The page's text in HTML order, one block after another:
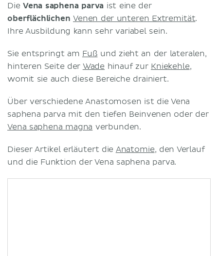
Die Vena saphena parva ist eine der
oberflächlichenVenen der unteren Extremität.
Ihre Ausbildung kann sehr variabel sein.
Sie entspringt am Fuß und zieht an der lateralen,
hinteren Seite der Wade hinauf zur Kniekehle,
womit sie auch diese Bereiche drainiert.
Über verschiedene Anastomosen ist die Vena
saphena parva mit den tiefen Beinvenen oder der
Vena saphena magna verbunden.
Dieser Artikel erläutert die Anatomie, den Verlauf
und die Funktion der Vena saphena parva.